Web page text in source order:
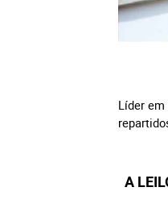
Líder
A